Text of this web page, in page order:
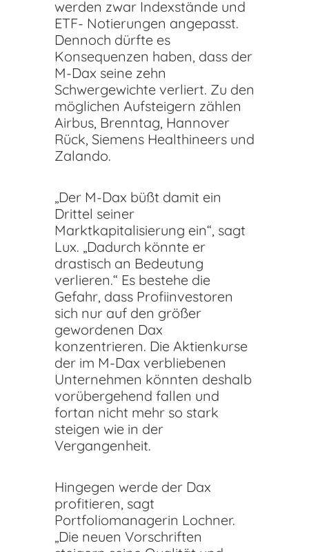
werden zwar Indexstände und
ETF- Notierungen angepasst.
Dennoch dürfte es
Konsequenzen haben, dass der
M-Dax seine zehn
Schwergewichte verliert. Zu den
möglichen Aufsteigern zählen
Airbus, Brenntag, Hannover
Rück, Siemens Healthineers und
Zalando.
„Der M-Dax büßt damit ein
Drittel seiner
Marktkapitalisierung ein“, sagt
Lux. „Dadurch könnte er
drastisch an Bedeutung
verlieren.“ Es bestehe die
Gefahr, dass Profiinvestoren
sich nur auf den größer
gewordenen Dax
konzentrieren. Die Aktienkurse
der im M-Dax verbliebenen
Unternehmen könnten deshalb
vorübergehend fallen und
fortan nicht mehr so stark
steigen wie in der
Vergangenheit.
Hingegen werde der Dax
profitieren, sagt
Portfoliomanagerin Lochner.
„Die neuen Vorschriften